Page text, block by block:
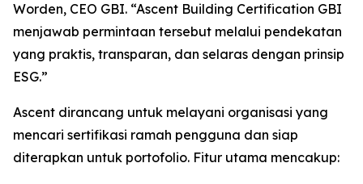
Worden, CEO GBI. “Ascent Building Certification GBI
menjawab permintaan tersebut melalui pendekatan
yang praktis, transparan, dan selaras dengan prinsip
ESG.”
Ascent dirancang untuk melayani organisasi yang
mencari sertifikasi ramah pengguna dan siap
diterapkan untuk portofolio. Fitur utama mencakup: